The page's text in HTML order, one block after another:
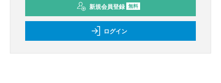
新規会員登録 無料
ログイン